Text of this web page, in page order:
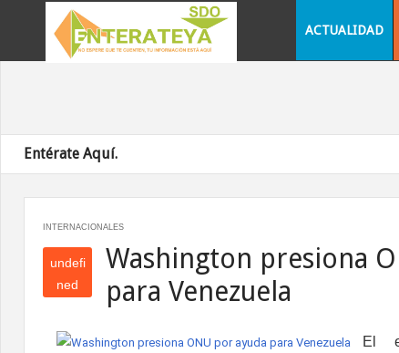
ACTUALIDAD
Entérate Aquí.
INTERNACIONALES
undefi
ned
efin
Washington presiona
para Venezuela
El